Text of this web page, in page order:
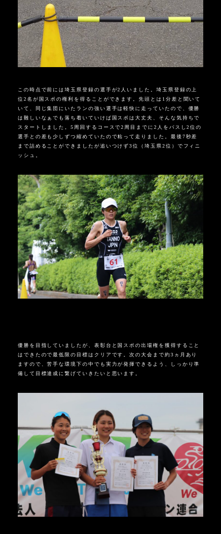
この時点で前には埼玉県登録の選手が2人いました。埼玉県登録の上
位2名が国スポの権利を得ることができます。先頭とは1分差と聞いて
いて、同じ集団にいたランの強い選手は軽快に走っていたので、優勝
は難しいなぁでも落ち着いていけば国スポは大丈夫、そんな気持ちで
スタートしました。5周回するコースで2周目までに2人をパスし2位の
選手との差も少しずつ縮めていたので粘って走りました。最後7秒差
まで詰めることができましたが追いつけず3位（埼玉県2位）でフィニ
ッシュ。
優勝を目指していましたが、表彰台と国スポの出場権を獲得すること
はできたので最低限の目標はクリアです。次の大会まで約3ヵ月あり
ますので、苦手な環境下の中でも実力が発揮できるよう、しっかり準
備して目標達成に繋げていきたいと思います。